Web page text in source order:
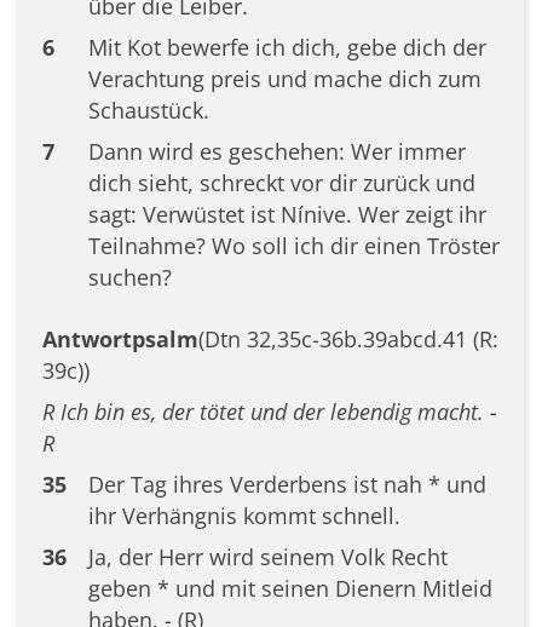
über die Leiber.
6
Mit Kot bewerfe ich dich, gebe dich der
Verachtung preis und mache dich zum
Schaustück.
7
Dann wird es geschehen: Wer immer
dich sieht, schreckt vor dir zurück und
sagt: Verwüstet ist Nínive. Wer zeigt ihr
Teilnahme? Wo soll ich dir einen Tröster
suchen?
Antwortpsalm(Dtn 32,35c-36b.39abcd.41 (R:
39c))
R Ich bin es, der tötet und der lebendig macht. -
R
35
Der Tag ihres Verderbens ist nah * und
ihr Verhängnis kommt schnell.
36
Ja, der Herr wird seinem Volk Recht
geben * und mit seinen Dienern Mitleid
haben. - (R)